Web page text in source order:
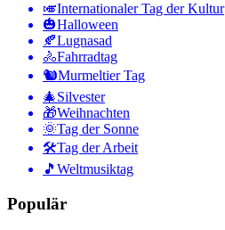
🎺Internationaler Tag der Kultur
🎃Halloween
🍂Lugnasad
🚴Fahrradtag
🐿Murmeltier Tag
🎄Silvester
🎁Weihnachten
🌞Tag der Sonne
🛠Tag der Arbeit
🎵 Weltmusiktag
Populär